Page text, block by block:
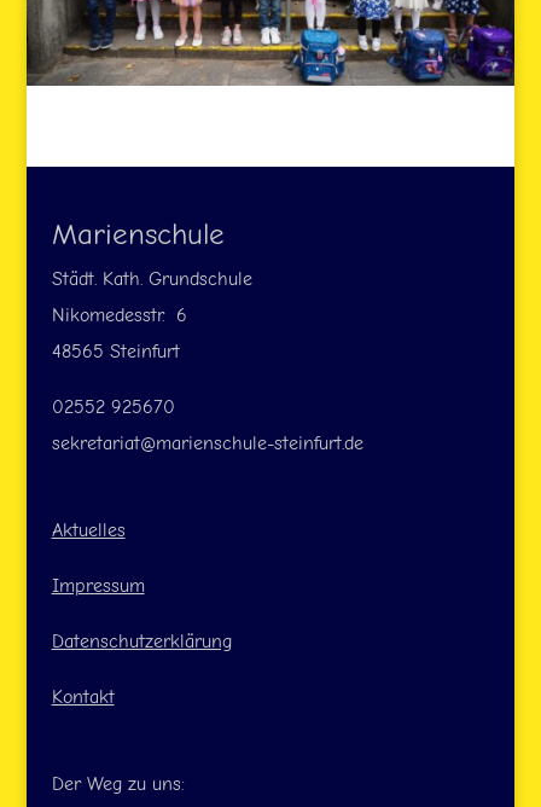
Marienschule
Städt. Kath. Grundschule
Nikomedesstr. 6
48565 Steinfurt
02552 925670
sekretariat@marienschule-steinfurt.de
Aktuelles
Impressum
Datenschutzerklärung
Kontakt
Der Weg zu uns: